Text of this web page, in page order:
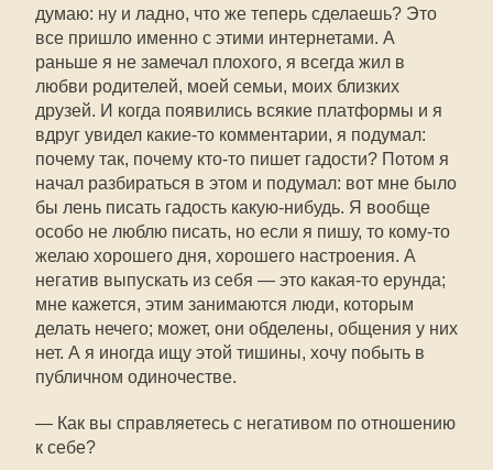
думаю: ну и ладно, что же теперь сделаешь? Это
все пришло именно с этими интернетами. А
раньше я не замечал плохого, я всегда жил в
любви родителей, моей семьи, моих близких
друзей. И когда появились всякие платформы и я
вдруг увидел какие-то комментарии, я подумал:
почему так, почему кто-то пишет гадости? Потом я
начал разбираться в этом и подумал: вот мне было
бы лень писать гадость какую-нибудь. Я вообще
особо не люблю писать, но если я пишу, то кому-то
желаю хорошего дня, хорошего настроения. А
негатив выпускать из себя — это какая-то ерунда;
мне кажется, этим занимаются люди, которым
делать нечего; может, они обделены, общения у них
нет. А я иногда ищу этой тишины, хочу побыть в
публичном одиночестве.
— Как вы справляетесь с негативом по отношению
к себе?